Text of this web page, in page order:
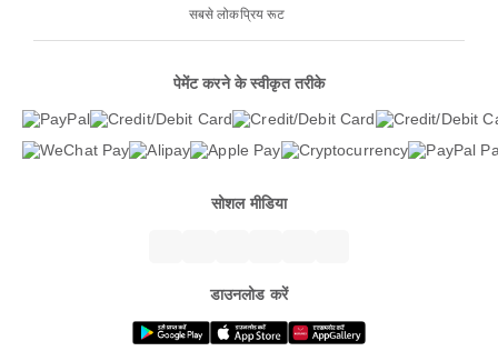
सबसे लोकप्रिय रूट
पेमेंट करने के स्वीकृत तरीके
सोशल मीडिया
डाउनलोड करें